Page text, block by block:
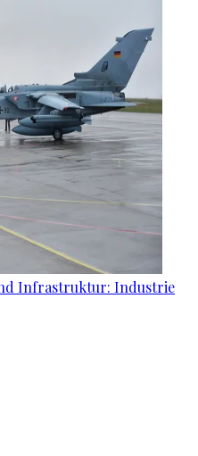
Infrastruktur: Industrie